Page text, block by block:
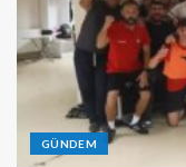
GÜNDEM